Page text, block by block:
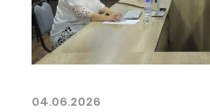
04.06.2026